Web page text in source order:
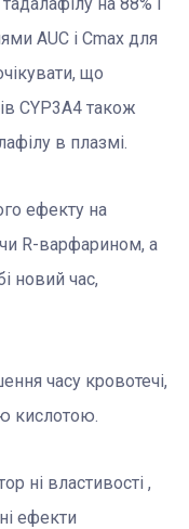
AUC і Сmax для
що
CYP3A4 також
в плазмі.
ефекту на
R-варфарином, а
новий час,
часу кровотечі,
кислотою.
ні властивості ,
ефекти